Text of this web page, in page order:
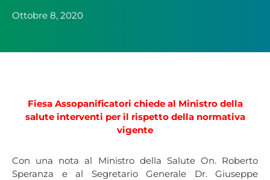
Ottobre 8, 2020
Fiesa Assopanificatori chiede al Ministro della
salute interventi per il rispetto della normativa
vigente
Con una nota al Ministro della Salute On. Roberto
Speranza e al Segretario Generale Dr. Giuseppe